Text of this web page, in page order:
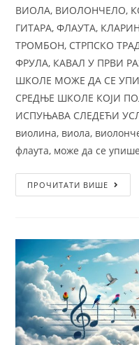
ВИОЛА, ВИОЛОНЧЕЛО,
ГИТАРА, ФЛАУТА,
ТРОМБОН, СТРПСКО
ФРУЛА, КАВАЛ У ПРВИ
ШКОЛЕ МОЖЕ ДА СЕ
СРЕДЊЕ ШКОЛЕ КОЈИ
ИСПУЊАВА СЛЕДЕЋИ
виолина, виола,
флаута, може да се
ПРОЧИТАТИ ВИШЕ